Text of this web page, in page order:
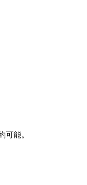
可能。